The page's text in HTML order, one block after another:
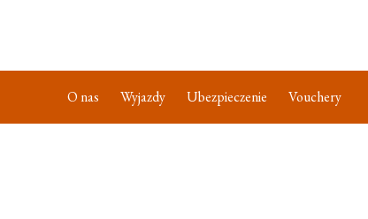
O nas Wyjazdy Ubezpieczenie Vouchery